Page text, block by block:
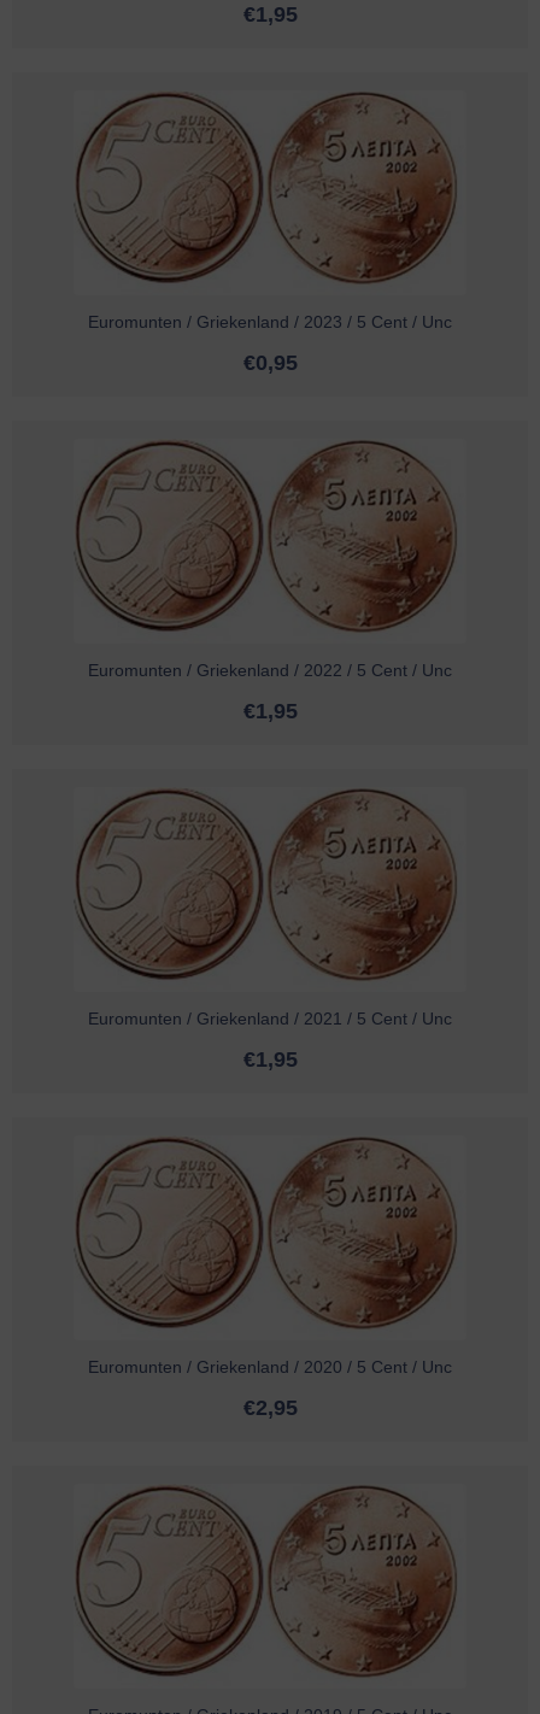
€1,95
Euromunten / Griekenland / 2023 / 5 Cent / Unc
€0,95
Euromunten / Griekenland / 2022 / 5 Cent / Unc
€1,95
Euromunten / Griekenland / 2021 / 5 Cent / Unc
€1,95
Euromunten / Griekenland / 2020 / 5 Cent / Unc
€2,95